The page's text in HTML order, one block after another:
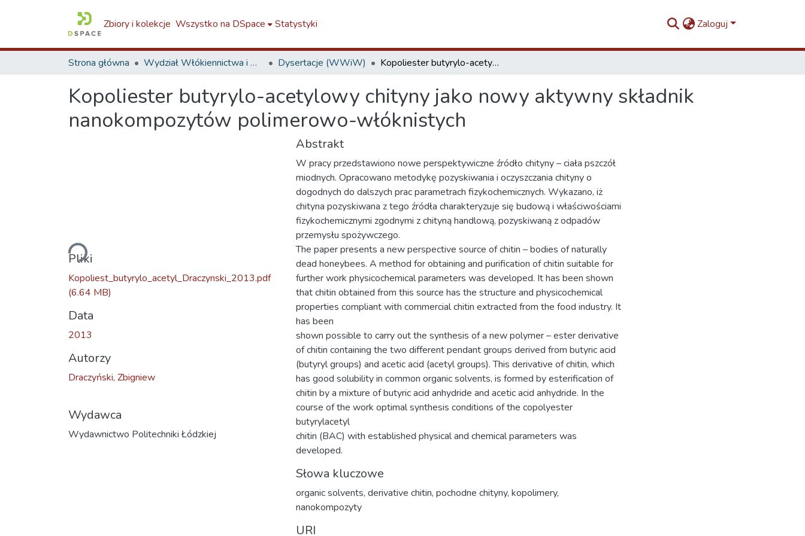
Zbiory i kolekcje Wszystko na DSpace Statystyki Zaloguj
Strona główna Wydział Włókiennictwa i Wzornictwa / Faculty of Textiles and Design / W4 Dysertacje (WWiW) Kopoliester butyrylo-acetylowy chityny jako nowy aktywny składnik nanokompozytów polimerowo-włóknistych
Kopoliester butyrylo-acetylowy chityny jako nowy aktywny składnik
nanokompozytów polimerowo-włóknistych
Ładowanie...
Pliki
Kopoliest_butyrylo_acetyl_Draczynski_2013.pdf
(6.64 MB)
Data
2013
Autorzy
Draczyński, Zbigniew
Wydawca
Wydawnictwo Politechniki Łódzkiej
Abstrakt
W pracy przedstawiono nowe perspektywiczne źródło chityny – ciała pszczół
miodnych. Opracowano metodykę pozyskiwania i oczyszczania chityny o
dogodnych do dalszych prac parametrach fizykochemicznych. Wykazano, iż
chityna pozyskiwana z tego źródła charakteryzuje się budową i właściwościami
fizykochemicznymi zgodnymi z chityną handlową, pozyskiwaną z odpadów
przemysłu spożywczego.
The paper presents a new perspective source of chitin – bodies of naturally
dead honeybees. A method for obtaining and purification of chitin suitable for
further work physicochemical parameters was developed. It has been shown
that chitin obtained from this source has the structure and physicochemical
properties compliant with commercial chitin extracted from the food industry. It
has been
shown possible to carry out the synthesis of a new polymer – ester derivative
of chitin containing the two different pendant groups derived from butyric acid
(butyryl groups) and acetic acid (acetyl groups). This derivative of chitin, which
has good solubility in common organic solvents, is formed by esterification of
chitin by a mixture of butyric acid anhydride and acetic acid anhydride. In the
course of the work optimal synthesis conditions of the copolyester
butyrylacetyl
chitin (BAC) with established physical and chemical parameters was
developed.
Słowa kluczowe
organic solvents, derivative chitin, pochodne chityny, kopolimery,
nanokompozyty
URI